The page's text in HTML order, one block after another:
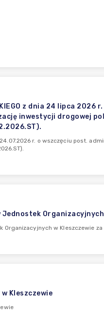
z dnia 24 lipca
inwestycji drogowej
24.07.2026 r. o wszczęciu
w Kleszczewie
Kleszczewie